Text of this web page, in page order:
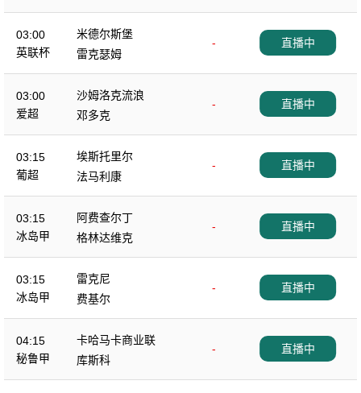
03:00
英联杯
米德尔斯堡
-
雷克瑟姆
直播中
03:00
爱超
沙姆洛克流浪
-
邓多克
直播中
03:15
葡超
埃斯托里尔
-
法马利康
直播中
03:15
冰岛甲
阿费查尔丁
-
格林达维克
直播中
03:15
冰岛甲
雷克尼
-
费基尔
直播中
04:15
秘鲁甲
卡哈马卡商业联
-
库斯科
直播中